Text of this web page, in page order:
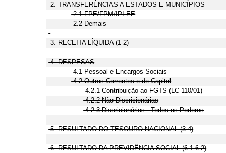
2. TRANSFERÊNCIAS A ESTADOS E MUNICÍPIOS
2.1 FPE/FPM/IPI-EE
2.2 Demais
3. RECEITA LÍQUIDA (1-2)
4. DESPESAS
4.1 Pessoal e Encargos Sociais
4.2 Outras Correntes e de Capital
4.2.1 Contribuição ao FGTS (LC 110/01)
4.2.2 Não Discricionárias
4.2.3 Discricionárias - Todos os Poderes
5. RESULTADO DO TESOURO NACIONAL (3-4)
6. RESULTADO DA PREVIDÊNCIA SOCIAL (6.1-6.2)